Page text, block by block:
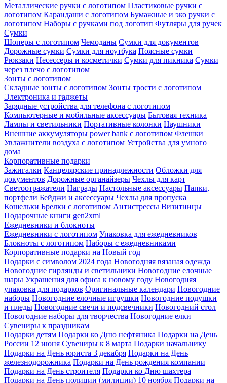
Металлические ручки с логотипом Пластиковые ручки с
логотипом Карандаши с логотипом Бумажные и эко ручки с
логотипом Наборы с ручками под логотип Футляры для ручек
Сумки
Шоперы с логотипом Чемоданы Сумки для документов
Дорожные сумки Сумки для ноутбука Поясные сумки
Рюкзаки Несессеры и косметички Сумки для пикника Сумки
через плечо с логотипом
Зонты с логотипом
Складные зонты с логотипом Зонты трости с логотипом
Электроника и гаджеты
Зарядные устройства для телефона с логотипом
Компьютерные и мобильные аксессуары Бытовая техника
Лампы и светильники Портативные колонки Наушники
Внешние аккумуляторы power bank с логотипом Флешки
Увлажнители воздуха с логотипом Устройства для умного
дома
Корпоративные подарки
Зажигалки Канцелярские принадлежности Обложки для
документов Дорожные органайзеры Чехлы для карт
Светоотражатели Награды Настольные аксессуары Папки,
портфели Бейджи и аксессуары Чехлы для пропуска
Кошельки Брелки с логотипом Антистрессы Визитницы
Подарочные книги gen2xml
Ежедневники и блокноты
Ежедневники с логотипом Упаковка для ежедневников
Блокноты с логотипом Наборы с ежедневниками
Корпоративные подарки на Новый год
Подарки с символом 2024 года Новогодняя вязаная одежда
Новогодние гирлянды и светильники Новогодние елочные
шары Украшения для офиса к новому году Новогодняя
упаковка для подарков Оригинальные календари Новогодние
наборы Новогодние елочные игрушки Новогодние подушки
и пледы Новогодние свечи и подсвечники Новогодний стол
Новогодние наборы для творчества Новогодние елки
Сувениры к праздникам
Подарки детям Подарки ко Дню нефтяника Подарки на День
России 12 июня Сувениры к 8 марта Подарки начальнику
Подарки на День юриста 3 декабря Подарки на День
железнодорожника Подарки на День рождения компании
Подарки на День строителя Подарки ко Дню шахтера
Подарки на День полиции (милиции) 10 ноября Подарки на